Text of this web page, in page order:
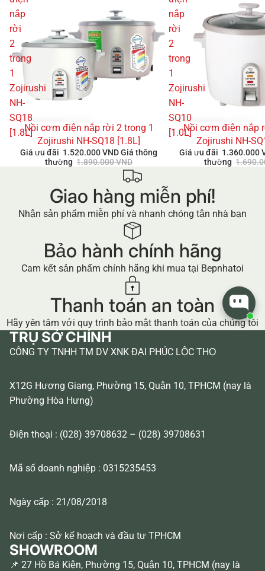
nắp
rời
2
trong
1
Zojirushi
NH-
SQ18
[1.8L]
GIẢM GIÁ
Nồi cơm điện nắp rời 2 trong 1
Zojirushi NH-SQ18 [1.8L]
Giá ưu đãi 1.520.000 VND Giá thông
thường 1.890.000 VND
nắp
rời
2
trong
1
Zojirushi
NH-
SQ10
[1.0L]
GIẢM GIÁ
Nồi cơm điện nắp
Zojirushi NH-
Giá ưu đãi 1.360.000
thường
Giao hàng miễn phí!
Nhận sản phẩm miễn phí và nhanh chóng tận nhà bạn
Bảo hành chính hãng
Cam kết sản phẩm chính hãng khi mua tại Bepnhatoi
Thanh toán an toàn
Hãy yên tâm với quy trình bảo mật thanh toán của chúng tôi
TRỤ SỞ CHÍNH
CÔNG TY TNHH TM DV XNK ĐẠI PHÚC LỘC THỌ
X12G Hương Giang, Phường 15, Quận 10, TPHCM (nay là
Phường Hòa Hưng)
Điện thoại : (028) 39708632 – (028) 39708631
Mã số doanh nghiệp : 0315235453
Ngày cấp : 21/08/2018
Nơi cấp : Sở kế hoạch và đầu tư TPHCM
SHOWROOM
📌 27 Hồ Bá Kiện, Phường 15, Quận 10, TPHCM (nay là